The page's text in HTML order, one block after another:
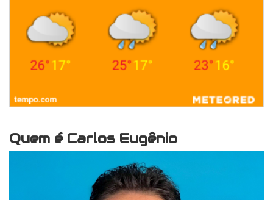
Quem é Carlos Eugênio